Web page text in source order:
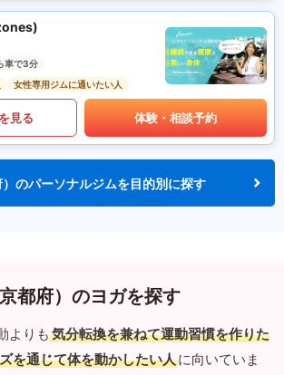
車で3分
女性専用ジムに通いたい人
見る 体験・相談予約
のパーソナルジムを目的別に探す
都府）のヨガを探す
よりも 気分転換を兼ねて運動習慣を作りた
を通じて体を動かしたい人に向いていま